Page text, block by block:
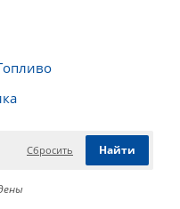
Сбросить